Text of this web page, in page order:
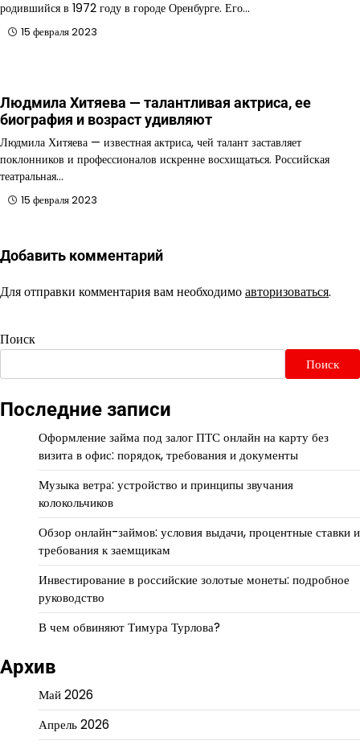
родившийся в 1972 году в городе Оренбурге. Его…
15 февраля 2023
Людмила Хитяева — талантливая актриса, ее
биография и возраст удивляют
Людмила Хитяева — известная актриса, чей талант заставляет
поклонников и профессионалов искренне восхищаться. Российская
театральная…
15 февраля 2023
Добавить комментарий
Для отправки комментария вам необходимоавторизоваться.
Поиск
Поиск
Последние записи
Оформление займа под залог ПТС онлайн на карту без
визита в офис: порядок, требования и документы
Музыка ветра: устройство и принципы звучания
колокольчиков
Обзор онлайн-займов: условия выдачи, процентные ставки и
требования к заемщикам
Инвестирование в российские золотые монеты: подробное
руководство
В чем обвиняют Тимура Турлова?
Архив
Май 2026
Апрель 2026